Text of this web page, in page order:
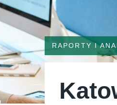
RAPORTY I